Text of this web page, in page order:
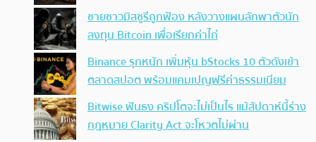
ชายชาวมิสซูรีถูกฟ้อง หลังวางแผนลักพาตัวนัก
ลงทุน Bitcoin เพื่อเรียกค่าไถ่
Binance รุกหนัก เพิ่มหุ้น bStocks 10 ตัวดังเข้า
ตลาดสปอต พร้อมแคมเปญฟรีค่าธรรมเนียม
Bitwise ฟันธง คริปโตจะไม่เป็นไร แม้สัปดาห์นี้ร่าง
กฎหมาย Clarity Act จะโหวตไม่ผ่าน